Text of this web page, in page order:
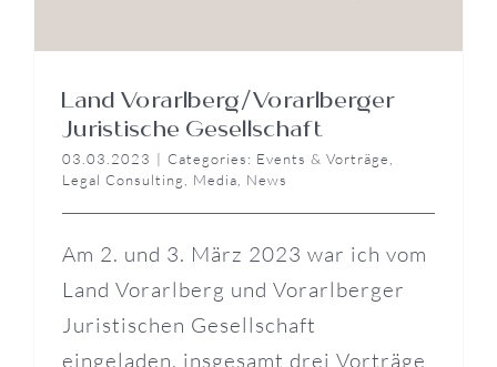
Land Vorarlberg/Vorarlberger
Juristische Gesellschaft
03.03.2023 | Categories: Events & Vorträge
Legal Consulting
Media News
Am 2. und 3. März 2023 war ich vom
Land Vorarlberg und Vorarlberger
Juristischen Gesellschaft
eingeladen, insgesamt drei Vorträge